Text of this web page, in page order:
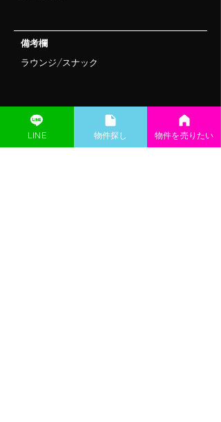
​備考欄
ラウンジ/スナック
LINE ​物件探し 物件を売りたい